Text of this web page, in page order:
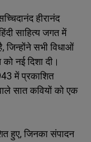
हीरानंद
साहित्य जगत में
जिन्होंने सभी विधाओं
नई दिशा दी।
में प्रकाशित
सात कवियों को एक
हुए, जिनका संपादन